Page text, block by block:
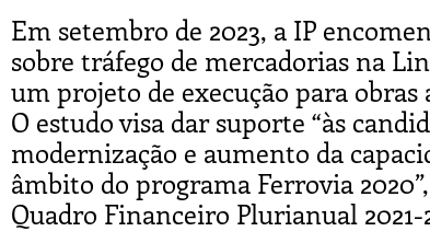
Em setembro de 2023, a IP
sobre tráfego de mercadorias na
um projeto de execução para
O estudo visa dar suporte “às
modernização e aumento da
âmbito do programa Ferrovia
Quadro Financeiro Plurianual 2021-